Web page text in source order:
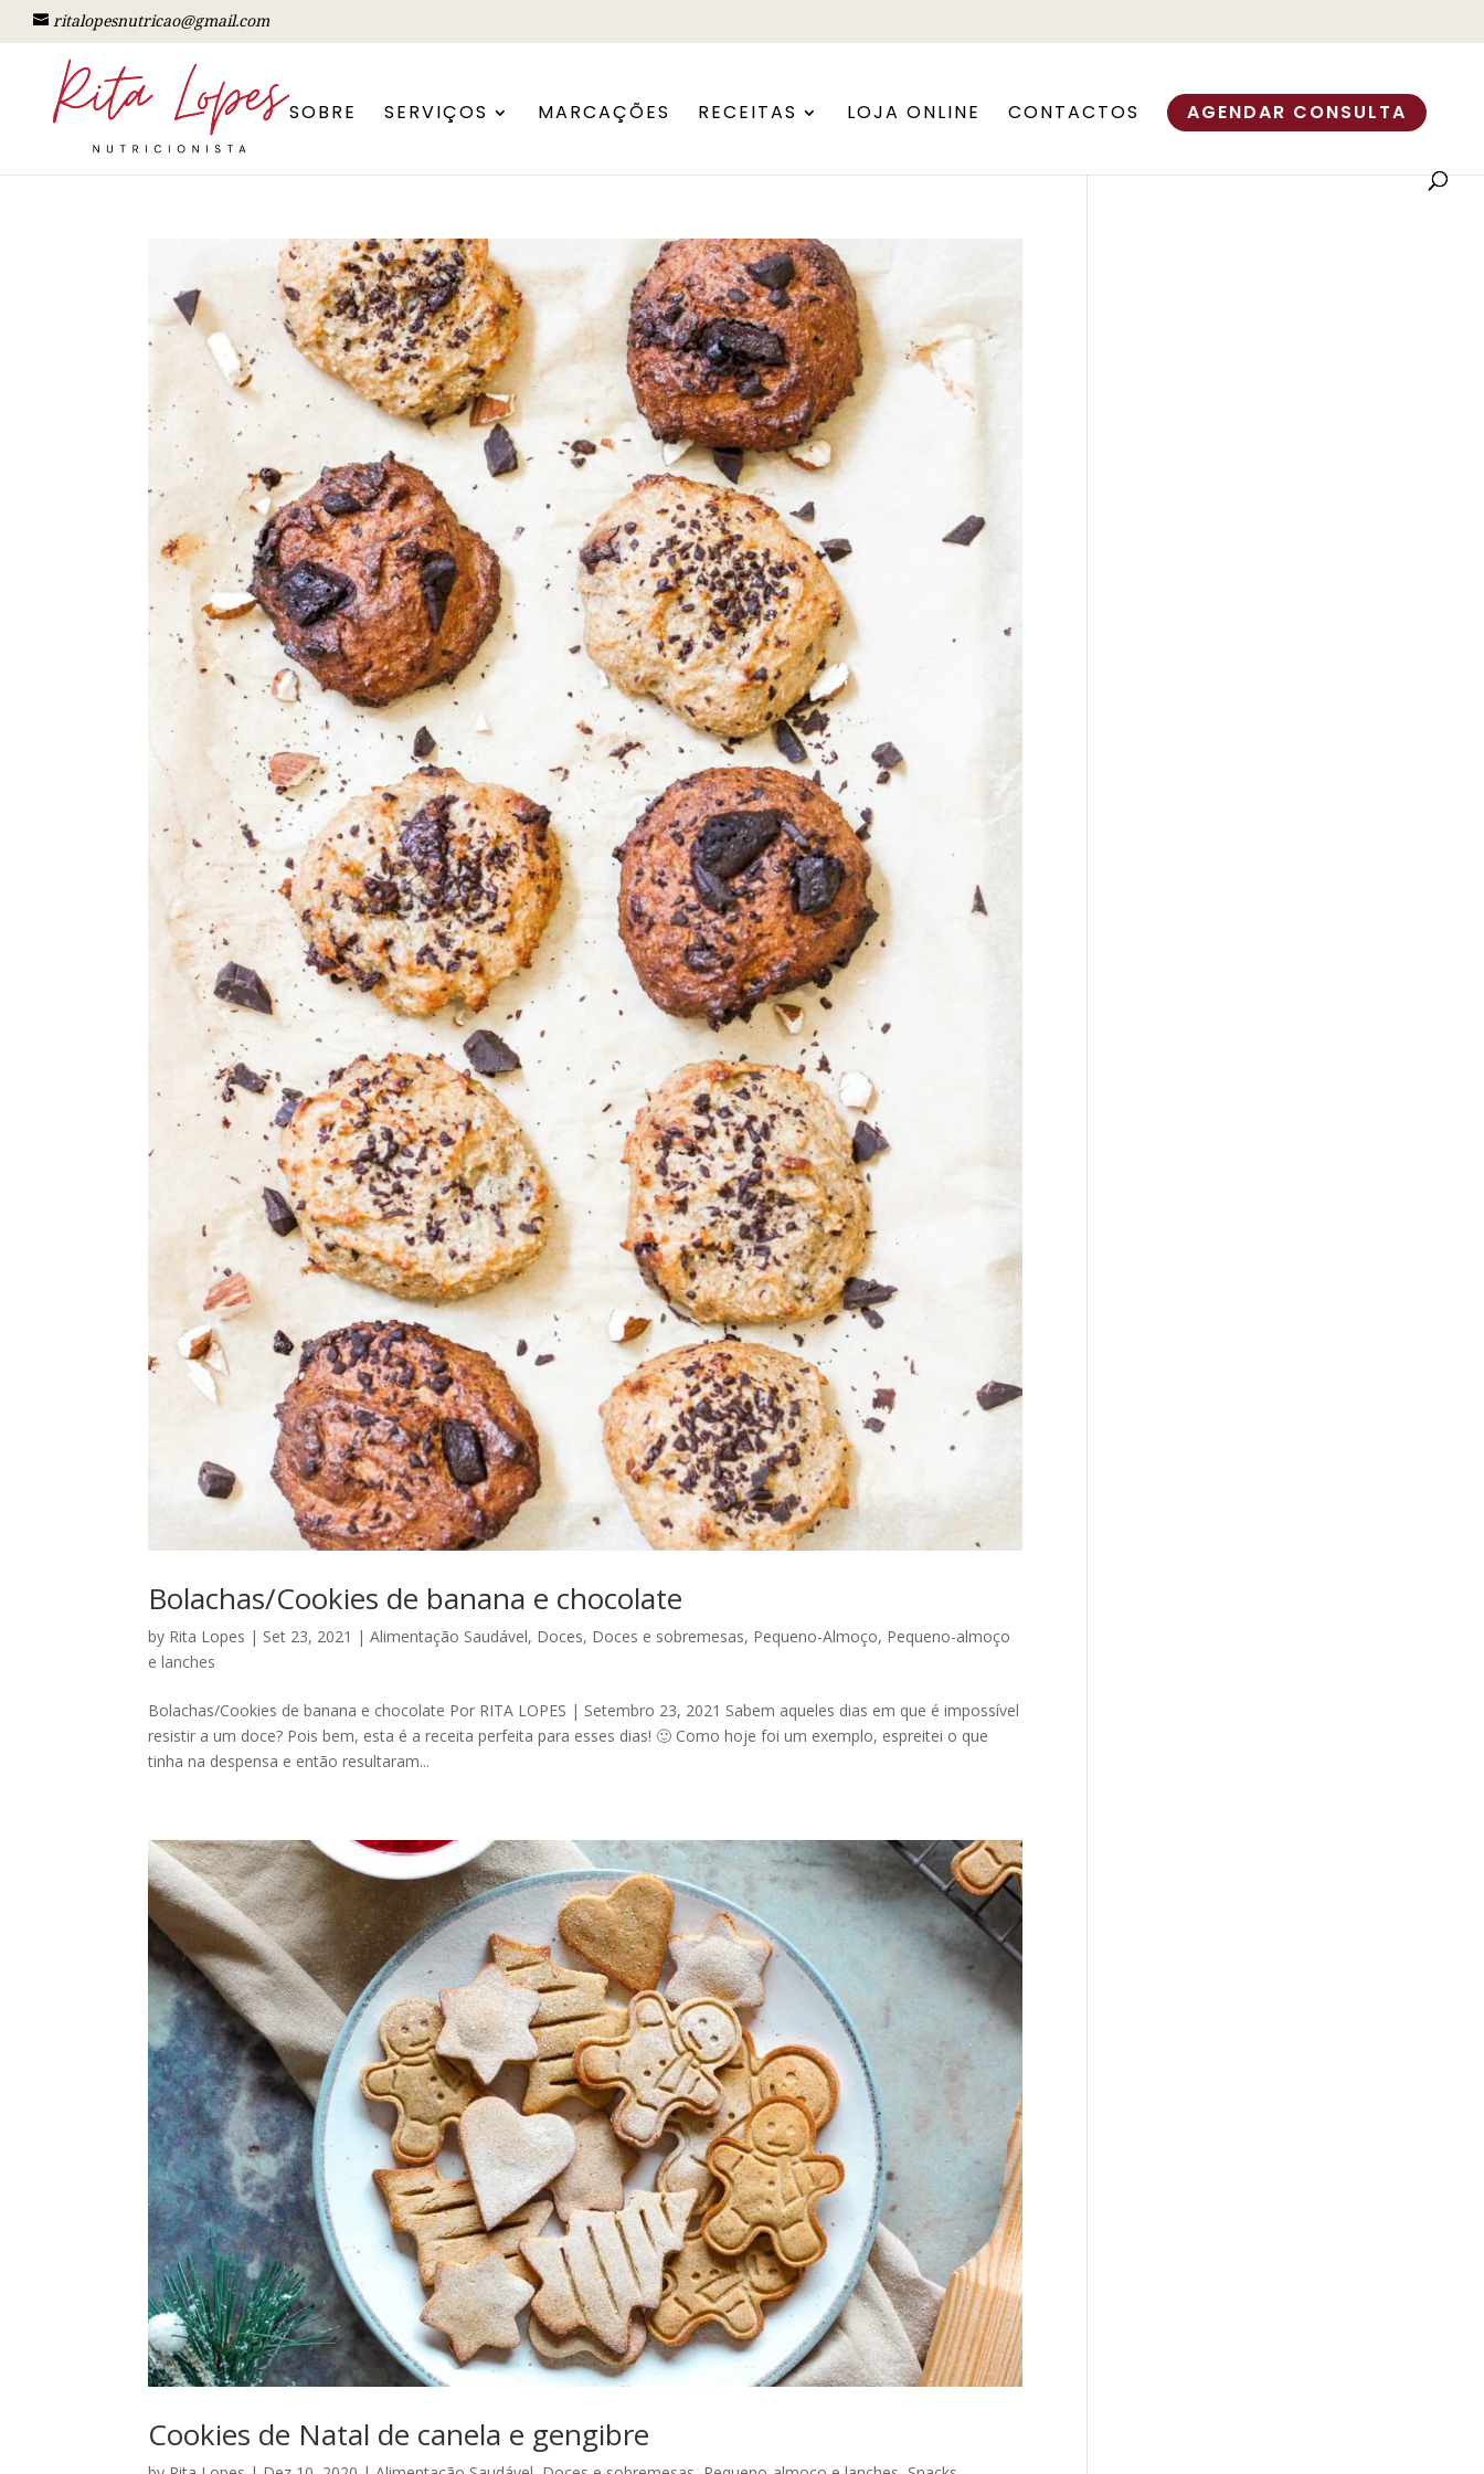
ritalopesnutricao@gmail.com
SOBRE SERVIÇOS MARCAÇÕES RECEITAS LOJA ONLINE CONTACTOS AGENDAR CONSULTA
Bolachas/Cookies de banana e chocolate
by Rita Lopes | Set 23, 2021 |Alimentação Saudável, Doces, Doces e sobremesas, Pequeno-Almoço, Pequeno-almoço
e lanches
Bolachas/Cookies de banana e chocolate Por RITA LOPES | Setembro 23, 2021 Sabem aqueles dias em que é impossível
resistir a um doce? Pois bem, esta é a receita perfeita para esses dias! 🙂 Como hoje foi um exemplo, espreitei o que
tinha na despensa e então resultaram...
Cookies de Natal de canela e gengibre